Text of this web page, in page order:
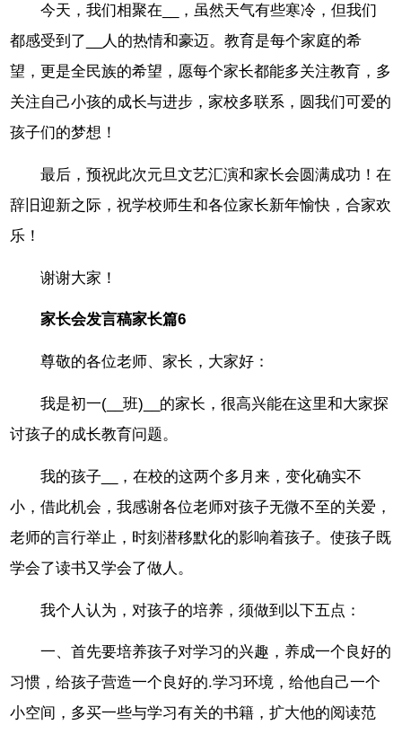
今天，我们相聚在__，虽然天气有些寒冷，但我们
都感受到了__人的热情和豪迈。教育是每个家庭的希
望，更是全民族的希望，愿每个家长都能多关注教育，多
关注自己小孩的成长与进步，家校多联系，圆我们可爱的
孩子们的梦想！
最后，预祝此次元旦文艺汇演和家长会圆满成功！在
辞旧迎新之际，祝学校师生和各位家长新年愉快，合家欢
乐！
谢谢大家！
家长会发言稿家长篇6
尊敬的各位老师、家长，大家好：
我是初一(__班)__的家长，很高兴能在这里和大家探
讨孩子的成长教育问题。
我的孩子__，在校的这两个多月来，变化确实不
小，借此机会，我感谢各位老师对孩子无微不至的关爱，
老师的言行举止，时刻潜移默化的影响着孩子。使孩子既
学会了读书又学会了做人。
我个人认为，对孩子的培养，须做到以下五点：
一、首先要培养孩子对学习的兴趣，养成一个良好的
习惯，给孩子营造一个良好的.学习环境，给他自己一个
小空间，多买一些与学习有关的书籍，扩大他的阅读范